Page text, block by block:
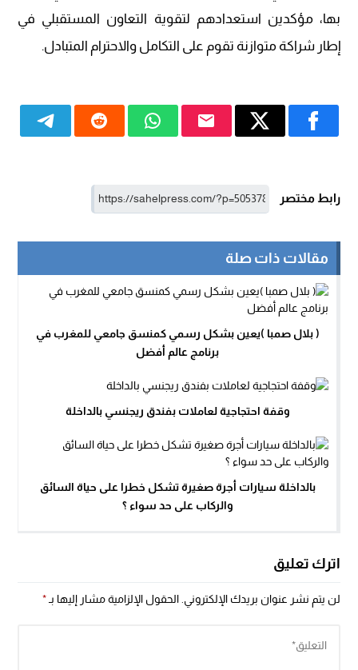
بها، مؤكدين استعدادهم لتقوية التعاون المستقبلي في
إطار شراكة متوازنة تقوم على التكامل والاحترام المتبادل.
رابط مختصر
مقالات ذات صلة
( بلال صمبا )يعين بشكل رسمي كمنسق جامعي للمغرب في
برنامج عالم أفضل
وقفة احتجاجية لعاملات بفندق ريجنسي بالداخلة
بالداخلة سيارات أجرة صغيرة تشكل خطرا على حياة السائق
والركاب على حد سواء ؟
اترك تعليق
لن يتم نشر عنوان بريدك الإلكتروني. الحقول الإلزامية مشار إليها بـ*